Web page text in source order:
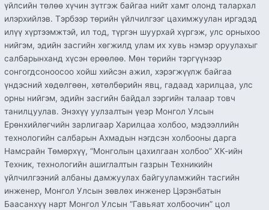
үйлсийн төлөө хүчин зүтгэж байгаа нийт хамт олонд талархал
илэрхийлэв. Тэрбээр төрийн үйлчилгээг цахимжуулан иргэдэд
илүү хүртээмжтэй, ил тод, түргэн шуурхай хүргэж, улс орныхоо
нийгэм, эдийн засгийн хөгжилд улам их хувь нэмэр оруулахыг
салбарынханд хүсэн ерөөлөө. Мөн төрийн тэргүүнээр
сонгогдсоноосоо хойш хийсэн ажил, хэрэгжүүлж байгаа
үндэсний хөдөлгөөн, хөтөлбөрийн явц, гадаад харилцаа, улс
орны нийгэм, эдийн засгийн байдал зэргийн талаар товч
танилцуулав. Энэхүү уулзалтын үеэр Монгол Улсын
Ерөнхийлөгчийн зарлигаар Харилцаа холбоо, мэдээллийн
технологийн салбарын Ахмадын нэгдсэн холбооны дарга
Намсрайн Төмөрхүү, “Монголын цахилгаан холбоо” ХК-ийн
Техник, технологийн ашиглалтын газрын Техникийн
үйлчилгээний албаны дамжуулах байгууламжийн тасгийн
инженер, Монгол Улсын зөвлөх инженер Цэрэнбатын
Баасанхүү нарт Монгол Улсын “Гавьяат холбоочин” цол